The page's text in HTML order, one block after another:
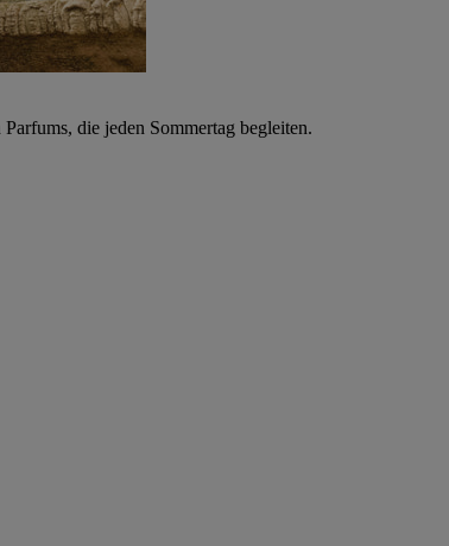
die jeden Sommertag begleiten.